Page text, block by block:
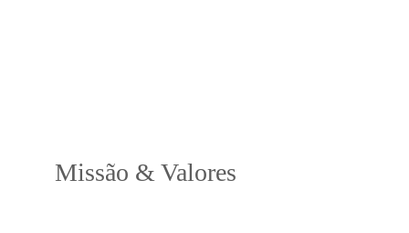
Missão & Valores